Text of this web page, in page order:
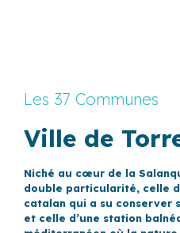
Les 37 Communes
Ville de
Niché au cœur de la
double particularité, celle
catalan qui a su conserver
et celle d’une station